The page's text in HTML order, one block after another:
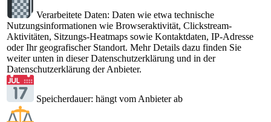
Verarbeitete Daten: Daten wie etwa technische
Nutzungsinformationen wie Browseraktivität, Clickstream-
Aktivitäten, Sitzungs-Heatmaps sowie Kontaktdaten, IP-Adresse
oder Ihr geografischer Standort. Mehr Details dazu finden Sie
weiter unten in dieser Datenschutzerklärung und in der
Datenschutzerklärung der Anbieter.
Speicherdauer: hängt vom Anbieter ab